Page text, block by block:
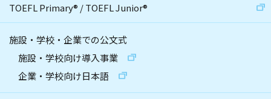
TOEFL Primary® /TOEFL Junior®
施設・学校・企業での公文式
施設・学校向け導入事業
企業・学校向け日本語